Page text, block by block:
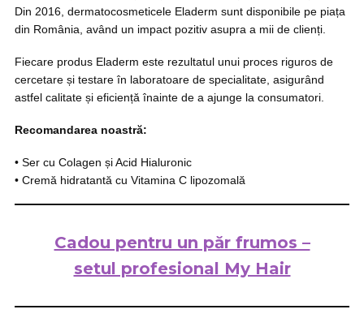
Din 2016, dermatocosmeticele Eladerm sunt disponibile pe piața
din România, având un impact pozitiv asupra a mii de clienți.
Fiecare produs Eladerm este rezultatul unui proces riguros de
cercetare și testare în laboratoare de specialitate, asigurând
astfel calitate și eficiență înainte de a ajunge la consumatori.
Recomandarea noastră:
• Ser cu Colagen și Acid Hialuronic
• Cremă hidratantă cu Vitamina C lipozomală
Cadou pentru un păr frumos –
setul profesional My Hair